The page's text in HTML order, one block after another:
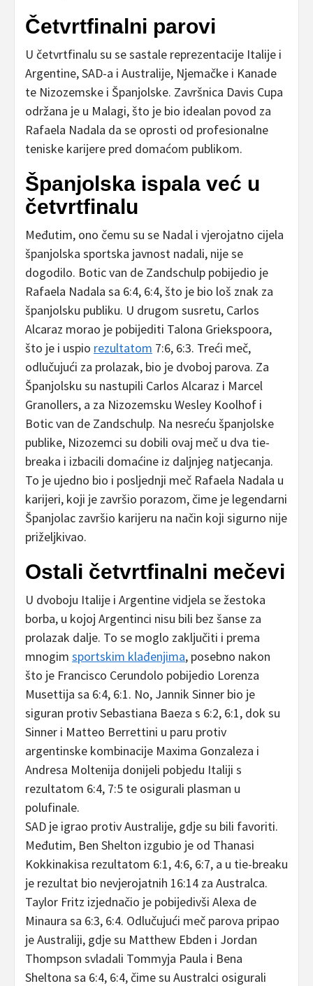
Četvrtfinalni parovi
U četvrtfinalu su se sastale reprezentacije Italije i
Argentine, SAD-a i Australije, Njemačke i Kanade
te Nizozemske i Španjolske. Završnica Davis Cupa
održana je u Malagi, što je bio idealan povod za
Rafaela Nadala da se oprosti od profesionalne
teniske karijere pred domaćom publikom.
Španjolska ispala već u
četvrtfinalu
Međutim, ono čemu su se Nadal i vjerojatno cijela
španjolska sportska javnost nadali, nije se
dogodilo. Botic van de Zandschulp pobijedio je
Rafaela Nadala sa 6:4, 6:4, što je bio loš znak za
španjolsku publiku. U drugom susretu, Carlos
Alcaraz morao je pobijediti Talona Griekspoora,
što je i uspio rezultatom 7:6, 6:3. Treći meč,
odlučujući za prolazak, bio je dvoboj parova. Za
Španjolsku su nastupili Carlos Alcaraz i Marcel
Granollers, a za Nizozemsku Wesley Koolhof i
Botic van de Zandschulp. Na nesreću španjolske
publike, Nizozemci su dobili ovaj meč u dva tie-
breaka i izbacili domaćine iz daljnjeg natjecanja.
To je ujedno bio i posljednji meč Rafaela Nadala u
karijeri, koji je završio porazom, čime je legendarni
Španjolac završio karijeru na način koji sigurno nije
priželjkivao.
Ostali četvrtfinalni mečevi
U dvoboju Italije i Argentine vidjela se žestoka
borba, u kojoj Argentinci nisu bili bez šanse za
prolazak dalje. To se moglo zaključiti i prema
mnogim sportskim klađenjima, posebno nakon
što je Francisco Cerundolo pobijedio Lorenza
Musettija sa 6:4, 6:1. No, Jannik Sinner bio je
siguran protiv Sebastiana Baeza s 6:2, 6:1, dok su
Sinner i Matteo Berrettini u paru protiv
argentinske kombinacije Maxima Gonzaleza i
Andresa Moltenija donijeli pobjedu Italiji s
rezultatom 6:4, 7:5 te osigurali plasman u
polufinale.
SAD je igrao protiv Australije, gdje su bili favoriti.
Međutim, Ben Shelton izgubio je od Thanasi
Kokkinakisa rezultatom 6:1, 4:6, 6:7, a u tie-breaku
je rezultat bio nevjerojatnih 16:14 za Australca.
Taylor Fritz izjednačio je pobijedivši Alexa de
Minaura sa 6:3, 6:4. Odlučujući meč parova pripao
je Australiji, gdje su Matthew Ebden i Jordan
Thompson svladali Tommyja Paula i Bena
Sheltona sa 6:4, 6:4, čime su Australci osigurali